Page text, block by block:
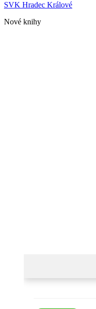
SVK Hradec Králové
Nové knihy